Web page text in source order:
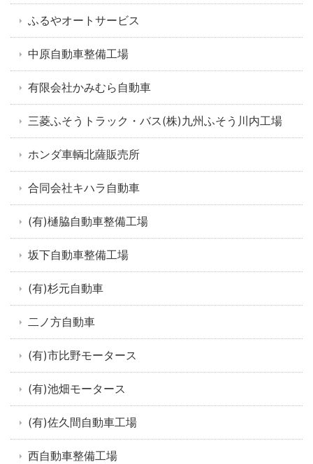
ふるやオートサービス
中原自動車整備工場
有限会社かみむら自動車
三菱ふそうトラック・バス(株)九州ふそう川内工場
ホンダ車輌北薩販売所
合同会社キハラ自動車
(有)樋脇自動車整備工場
坂下自動車整備工場
(有)杉元自動車
二ノ方自動車
(有)市比野モータース
(有)池畑モータース
(有)佐久間自動車工場
西自動車整備工場